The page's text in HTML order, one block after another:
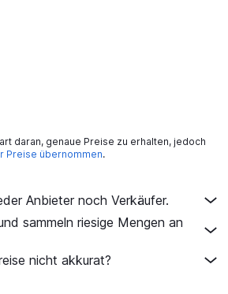
daran, genaue Preise zu erhalten, jedoch
Preise übernommen.
Anbieter noch Verkäufer.
sammeln riesige Mengen an
nicht akkurat?